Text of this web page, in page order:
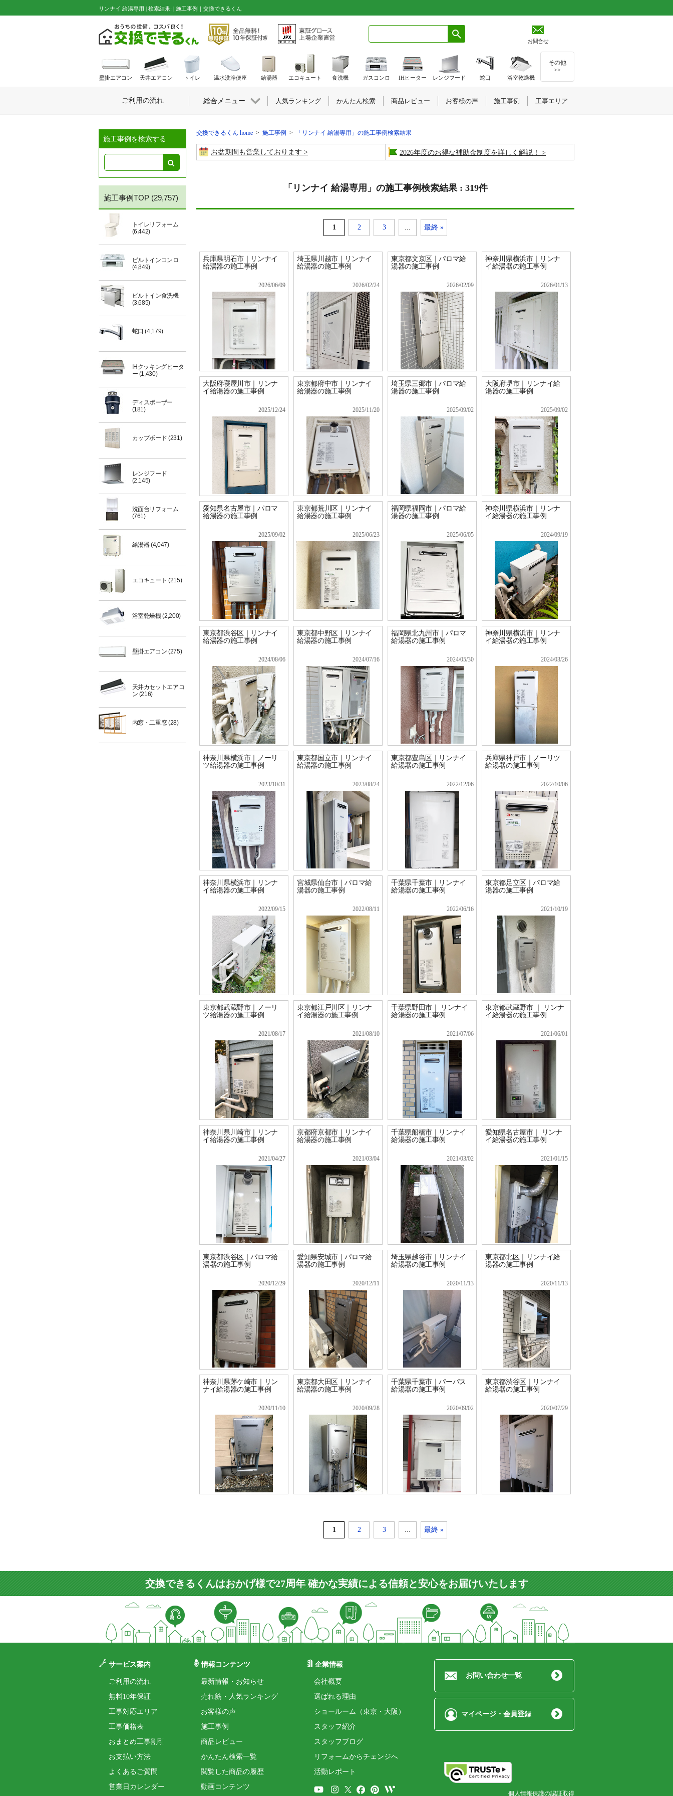
リンナイ 給湯専用 | 検索結果: | 施工事例｜交換できるくん
お問合せ
交換できるくん home > 施工事例 > 「リンナイ 給湯専用」の施工事例検索結果
お盆期間も営業しております 2026年度のお得な補助金制度を詳しく解説！
「リンナイ 給湯専用」の施工事例検索結果 : 319件
1 2 3 ... 最終 »
兵庫県明石市｜リンナイ
給湯器の施工事例
2026/06/09
埼玉県川越市｜リンナイ
給湯器の施工事例
2026/02/24
東京都文京区｜パロマ給
湯器の施工事例
2026/02/09
神奈川県横浜市｜リンナ
イ給湯器の施工事例
2026/01/13
大阪府寝屋川市｜リンナ
イ給湯器の施工事例
2025/12/24
東京都府中市｜リンナイ
給湯器の施工事例
2025/11/20
埼玉県三郷市｜パロマ給
湯器の施工事例
2025/09/02
大阪府堺市｜リンナイ給
湯器の施工事例
2025/09/02
愛知県名古屋市｜パロマ
給湯器の施工事例
2025/09/02
東京都荒川区｜リンナイ
給湯器の施工事例
2025/06/23
福岡県福岡市｜パロマ給
湯器の施工事例
2025/06/05
神奈川県横浜市｜リンナ
イ給湯器の施工事例
2024/09/19
東京都渋谷区｜リンナイ
給湯器の施工事例
2024/08/06
東京都中野区｜リンナイ
給湯器の施工事例
2024/07/16
福岡県北九州市｜パロマ
給湯器の施工事例
2024/05/30
神奈川県横浜市｜リンナ
イ給湯器の施工事例
2024/03/26
神奈川県横浜市｜ノーリ
ツ給湯器の施工事例
2023/10/31
東京都国立市｜リンナイ
給湯器の施工事例
2023/08/24
東京都豊島区｜リンナイ
給湯器の施工事例
2022/12/06
兵庫県神戸市｜ノーリツ
給湯器の施工事例
2022/10/06
神奈川県横浜市｜リンナ
イ給湯器の施工事例
2022/09/15
宮城県仙台市｜パロマ給
湯器の施工事例
2022/08/11
千葉県千葉市｜リンナイ
給湯器の施工事例
2022/06/16
東京都足立区｜パロマ給
湯器の施工事例
2021/10/19
東京都武蔵野市｜ノーリ
ツ給湯器の施工事例
2021/08/17
東京都江戸川区｜リンナ
イ給湯器の施工事例
2021/08/10
千葉県野田市｜ リンナイ
給湯器の施工事例
2021/07/06
東京都武蔵野市 ｜ リンナ
イ給湯器の施工事例
2021/06/01
神奈川県川崎市｜リンナ
イ給湯器の施工事例
2021/04/27
京都府京都市｜リンナイ
給湯器の施工事例
2021/03/04
千葉県船橋市｜リンナイ
給湯器の施工事例
2021/03/02
愛知県名古屋市｜ リンナ
イ給湯器の施工事例
2021/01/15
東京都渋谷区｜パロマ給
湯器の施工事例
2020/12/29
愛知県安城市｜パロマ給
湯器の施工事例
2020/12/11
埼玉県越谷市｜リンナイ
給湯器の施工事例
2020/11/13
東京都北区｜リンナイ給
湯器の施工事例
2020/11/13
神奈川県茅ケ崎市｜リン
ナイ給湯器の施工事例
2020/11/10
東京都大田区｜リンナイ
給湯器の施工事例
2020/09/28
千葉県千葉市｜パーパス
給湯器の施工事例
2020/09/02
東京都渋谷区｜リンナイ
給湯器の施工事例
2020/07/29
1 2 3 ... 最終 »
施工事例を検索する
施工事例TOP (29,757)
トイレリフォーム
(6,442)
ビルトインコンロ
(4,849)
ビルトイン食洗機
(3,685)
蛇口 (4,179)
IHクッキングヒータ
ー (1,430)
ディスポーザー
(181)
カップボード (231)
レンジフード
(2,145)
洗面台リフォーム
(761)
給湯器(4,047)
エコキュート (215)
浴室乾燥機(2,200)
壁掛エアコン (275)
天井カセットエアコ
ン (216)
内窓・二重窓(28)
壁掛エアコン 天井エアコン トイレ 温水洗浄便座 給湯器 エコキュート 食洗機 ガスコンロ IHヒーター レンジフード 蛇口 浴室乾燥機
その他
>>
ご利用の流れ 総合メニュー 人気ランキング かんたん検索 商品レビュー お客様の声 施工事例 工事エリア
交換できるくんはおかげ様で27周年 確かな実績による信頼と安心をお届けいたします
サービス案内
ご利用の流れ
無料10年保証
工事対応エリア
工事価格表
おまとめ工事割引
お支払い方法
よくあるご質問
営業日カレンダー
情報コンテンツ
最新情報・お知らせ
売れ筋・人気ランキング
お客様の声
施工事例
商品レビュー
かんたん検索一覧
閲覧した商品の履歴
動画コンテンツ
企業情報
会社概要
選ばれる理由
ショールーム（東京・大阪）
スタッフ紹介
スタッフブログ
リフォームからチェンジへ
活動レポート
お問い合わせ一覧
マイページ・会員登録
個人情報保護の認証取得